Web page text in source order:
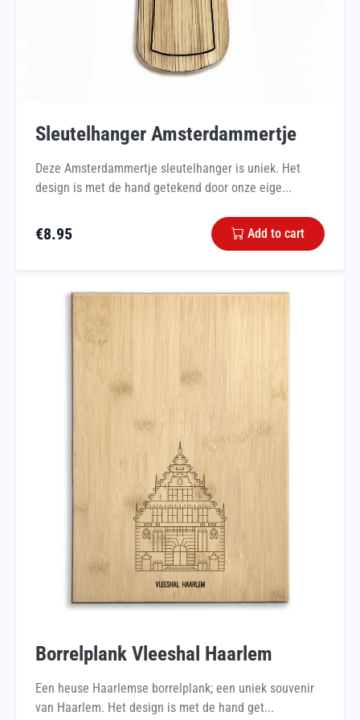
Sleutelhanger Amsterdammertje
Deze Amsterdammertje sleutelhanger is uniek. Het
design is met de hand getekend door onze eige...
€8.95 Add to cart
Borrelplank Vleeshal Haarlem
Een heuse Haarlemse borrelplank; een uniek souvenir
van Haarlem. Het design is met de hand get...